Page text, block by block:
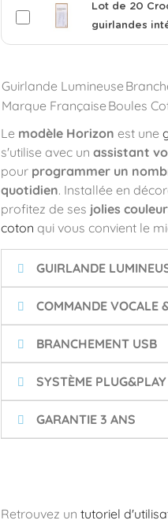
Lot de 20
guirlandes
Guirlande Lumineuse
Marque Française Boules
Le modèle Horizon est une
s'utilise avec un assistant
pour programmer un
quotidien. Installée en
profitez de ses jolies
coton qui vous convient le
GUIRLANDE
COMMANDE VOCALE
BRANCHEMENT USB
SYSTÈME PLUG&PLAY
GARANTIE 3 ANS
Retrouvez un tutoriel